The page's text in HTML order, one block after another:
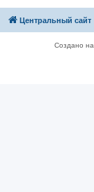
Центральный сайт
Создано